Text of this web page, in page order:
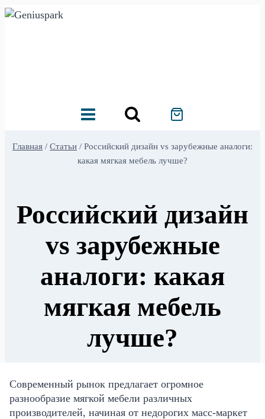
Перейти
Главная / Статьи / Российский дизайн vs зарубежные аналоги:
какая мягкая мебель лучше?
Российский дизайн
vs зарубежные
аналоги: какая
мягкая мебель
лучше?
Современный рынок предлагает огромное
разнообразие мягкой мебели различных
производителей, начиная от недорогих масс-маркет